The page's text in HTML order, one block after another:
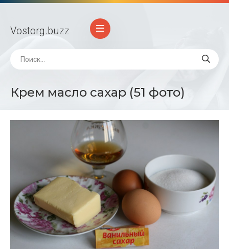
Vostorg.buzz
Крем масло сахар (51 фото)